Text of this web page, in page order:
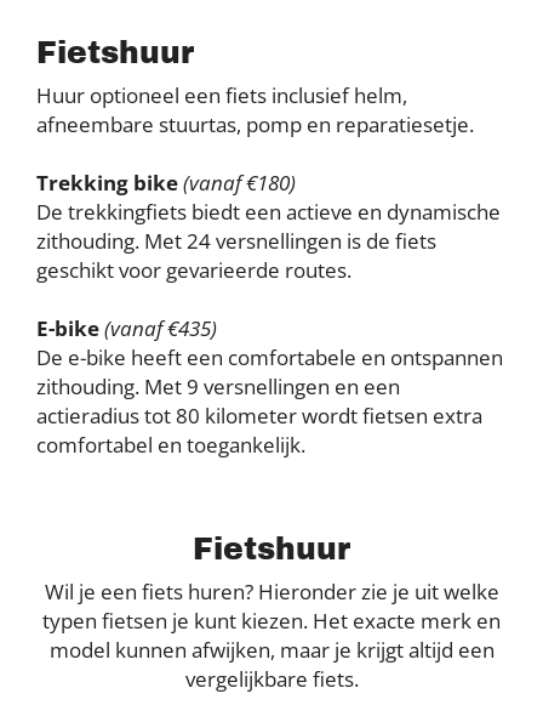
Fietshuur
Huur optioneel een fiets inclusief helm,
afneembare stuurtas, pomp en reparatiesetje.
Trekking bike(vanaf €180)
De trekkingfiets biedt een actieve en dynamische
zithouding. Met 24 versnellingen is de fiets
geschikt voor gevarieerde routes.
E-bike(vanaf €435)
De e-bike heeft een comfortabele en ontspannen
zithouding. Met 9 versnellingen en een
actieradius tot 80 kilometer wordt fietsen extra
comfortabel en toegankelijk.
Fietshuur
Wil je een fiets huren? Hieronder zie je uit welke
typen fietsen je kunt kiezen. Het exacte merk en
model kunnen afwijken, maar je krijgt altijd een
vergelijkbare fiets.